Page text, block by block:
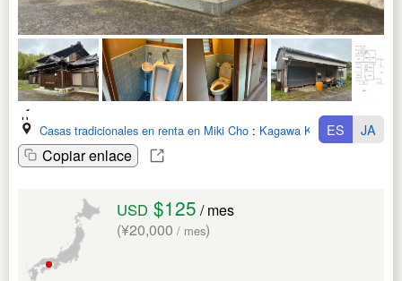
Casas tradicionales en renta en Miki Cho : Kagawa Ken
Copiar enlace
ES JA
USD $125 / mes
(¥20,000 / mes)